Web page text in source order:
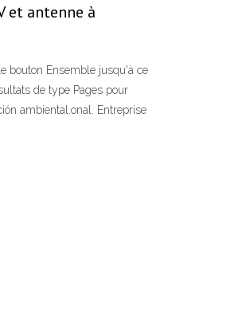
et antenne à
bouton Ensemble jusqu'à ce
de type Pages pour
ambiental.onal. Entreprise